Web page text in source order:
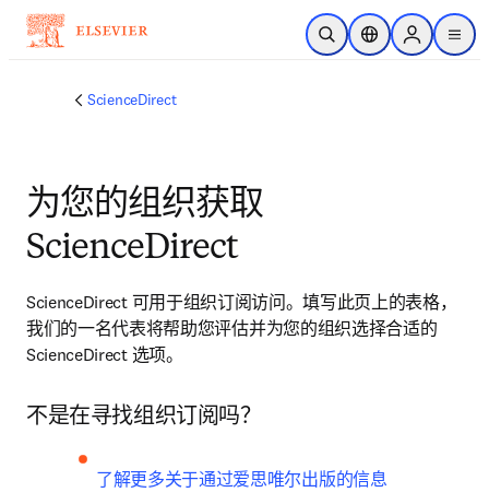
跳转到主内容
开放搜索位置选择器Sign in to
menu
ScienceDirect
为您的组织获取
ScienceDirect
ScienceDirect 可用于组织订阅访问。填写此页上的表格，
我们的一名代表将帮助您评估并为您的组织选择合适的
ScienceDirect 选项。
不是在寻找组织订阅吗？
了解更多关于通过爱思唯尔出版的信息